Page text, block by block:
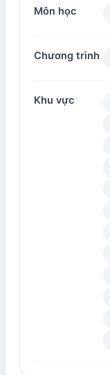
Môn học
Chương trình
Khu vực